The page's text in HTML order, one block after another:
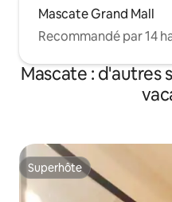
Mascate Grand Mall
Recommandé par 14
Mascate : d'autres
Superhôte
Superhôte